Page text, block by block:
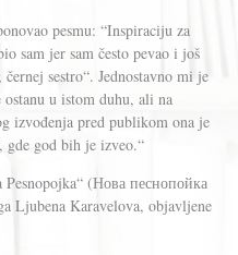
pesmu: “Inspiraciju za
sam jer sam često pevao i još
sestro“. Jednostavno mi je
u istom duhu, ali na
izvođenja pred publikom ona je
gde god bih je izveo.“
(Нова песнопойка
Ljubena Karavelova, objavljene